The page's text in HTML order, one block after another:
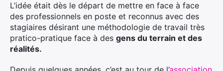
L’idée était dès le départ de mettre en face à face
des professionnels en poste et reconnus avec des
stagiaires désirant une méthodologie de travail très
pratico-pratique face à des gens du terrain et des
réalités.